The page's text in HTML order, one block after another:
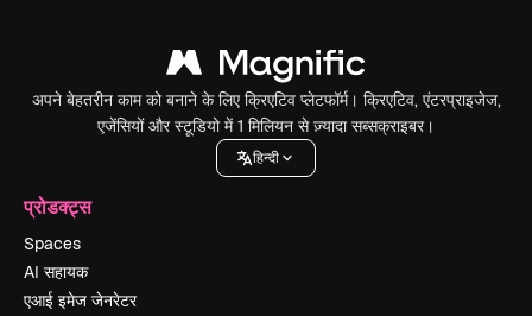
अपने बेहतरीन काम को बनाने के लिए क्रिएटिव प्लेटफॉर्म। क्रिएटिव, एंटरप्राइजेज,
एजेंसियों और स्टूडियो में 1 मिलियन से ज़्यादा सब्सक्राइबर।
हिन्दी
प्रोडक्ट्स
Spaces
AI सहायक
एआई इमेज जेनरेटर